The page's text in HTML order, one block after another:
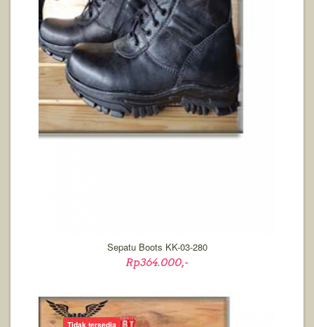
Sepatu Boots KK-03-280
Rp364.000,-
Tidak tersedia